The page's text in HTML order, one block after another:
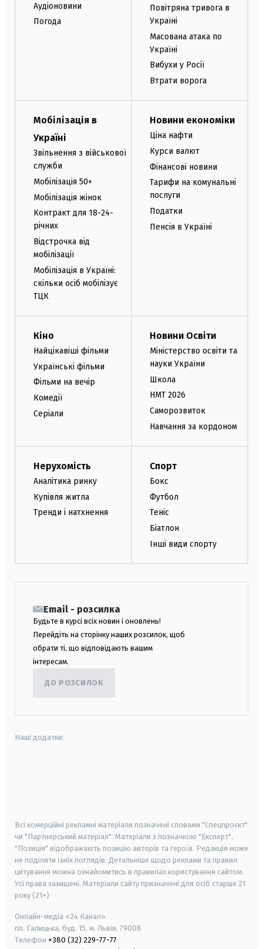
Аудіоновини
Погода
Повітряна тривога в
Україні
Масована атака по
Україні
Вибухи у Росії
Втрати ворога
Мобілізація в
Україні
Звільнення з військової
служби
Мобілізація 50+
Мобілізація жінок
Контракт для 18-24-
річних
Відстрочка від
мобілізації
Мобілізація в Україні:
скільки осіб мобілізує
ТЦК
Новини економіки
Ціна нафти
Курси валют
Фінансові новини
Тарифи на комунальні
послуги
Податки
Пенсія в Україні
Кіно
Найцікавіші фільми
Українські фільми
Фільми на вечір
Комедії
Серіали
Новини Освіти
Міністерство освіти та
науки України
Школа
НМТ 2026
Саморозвиток
Навчання за кордоном
Нерухомість
Аналітика ринку
Купівля житла
Тренди і натхнення
Спорт
Бокс
Футбол
Теніс
Біатлон
Інші види спорту
Email - розсилка
Будьте в курсі всіх новин і оновлень!
Перейдіть на сторінку наших розсилок, щоб
обрати ті, що відповідають вашим
інтересам.
ДО РОЗСИЛОК
Наші додатки:
Всі комерційні рекламні матеріали позначені словами "Спецпроєкт"
чи "Партнерський матеріал". Матеріали з позначкою "Експерт",
"Позиція" відображають позицію авторів та героїв. Редакція може
не поділяти їхніх поглядів. Детальніше щодо реклами та правил
цитування можна ознайомитись в правилах користування сайтом.
Усі права захищені. Матеріали сайту призначені для осіб старше 21
року (21+)
Онлайн-медіа «24 Канал»
пл. Галицька, буд. 15, м. Львів, 79008
Телефон +380 (32) 229-77-77